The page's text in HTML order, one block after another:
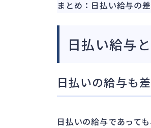
まとめ：日払い給与の
日払い給与
日払いの給与も
日払いの給与であっても